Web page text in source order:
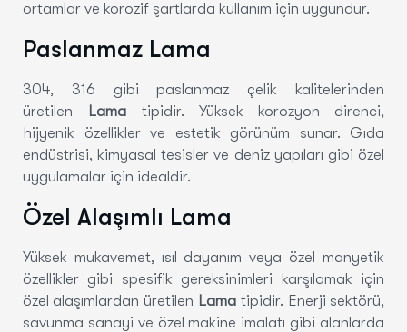
ortamlar ve korozif şartlarda kullanım için uygundur.
Paslanmaz Lama
304, 316 gibi paslanmaz çelik kalitelerinden
üretilen
Lama tipidir. Yüksek korozyon direnci,
hijyenik özellikler ve estetik görünüm sunar. Gıda
endüstrisi, kimyasal tesisler ve deniz yapıları gibi özel
uygulamalar için idealdir.
Özel Alaşımlı Lama
Yüksek mukavemet, ısıl dayanım veya özel manyetik
özellikler gibi spesifik gereksinimleri karşılamak için
özel alaşımlardan üretilen Lama tipidir. Enerji sektörü,
savunma sanayi ve özel makine imalatı gibi alanlarda